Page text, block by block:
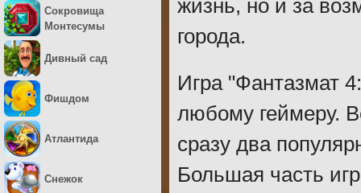
жизнь, но и за
города.
Игра "Фантазмат
любому геймеру.
сразу два
Большая часть
Сокровища
Монтесумы
Дивный сад
Фишдом
Атлантида
Снежок